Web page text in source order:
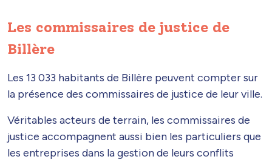
Les commissaires de justice de
Billère
Les 13 033 habitants de Billère peuvent compter sur
la présence des commissaires de justice de leur ville.
Véritables acteurs de terrain, les commissaires de
justice accompagnent aussi bien les particuliers que
les entreprises dans la gestion de leurs conflits